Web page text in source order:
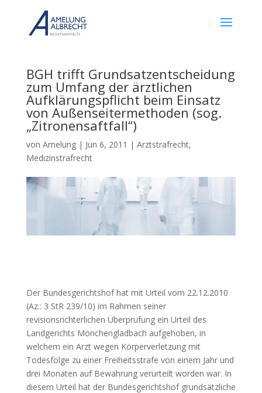
BGH trifft Grundsatzentscheidung
zum Umfang der ärztlichen
Aufklärungspflicht beim Einsatz
von Außenseitermethoden (sog.
„Zitronensaftfall“)
von Amelung| Jun 6, 2011 | Arztstrafrecht,
Medizinstrafrecht
Der Bundesgerichtshof hat mit Urteil vom 22.12.2010
(Az.: 3 StR 239/10) im Rahmen seiner
revisionsrichterlichen Überprüfung ein Urteil des
Landgerichts Mönchengladbach aufgehoben, in
welchem ein Arzt wegen Körperverletzung mit
Todesfolge zu einer Freiheitsstrafe von einem Jahr und
drei Monaten auf Bewährung verurteilt worden war. In
diesem Urteil hat der Bundesgerichtshof grundsätzliche